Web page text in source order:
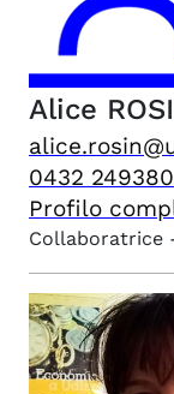
Alice
0432 249380
Profilo
Collaboratrice